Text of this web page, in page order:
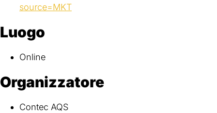
source=MKT
Luogo
Online
Organizzatore
Contec AQS